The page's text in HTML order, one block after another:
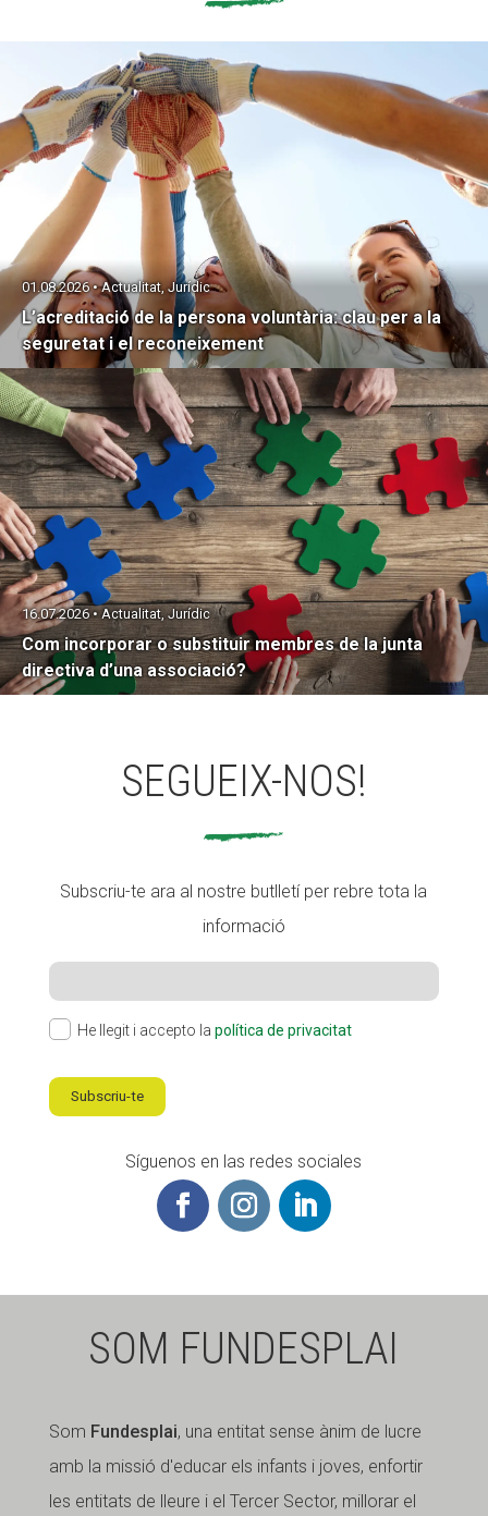
L’acreditació de la persona voluntària: clau per a la
seguretat i el reconeixement
01.08.2026 • Actualitat, Jurídic
Com incorporar o substituir membres de la junta
directiva d’una associació?
16.07.2026 • Actualitat, Jurídic
SEGUEIX-NOS!
Subscriu-te ara al nostre butlletí per rebre tota la
informació
He llegit i accepto la política de privacitat
Subscriu-te
Síguenos en las redes sociales
SOM FUNDESPLAI
Som Fundesplai, una entitat sense ànim de lucre
amb la missió d'educar els infants i joves, enfortir
les entitats de lleure i el Tercer Sector, millorar el